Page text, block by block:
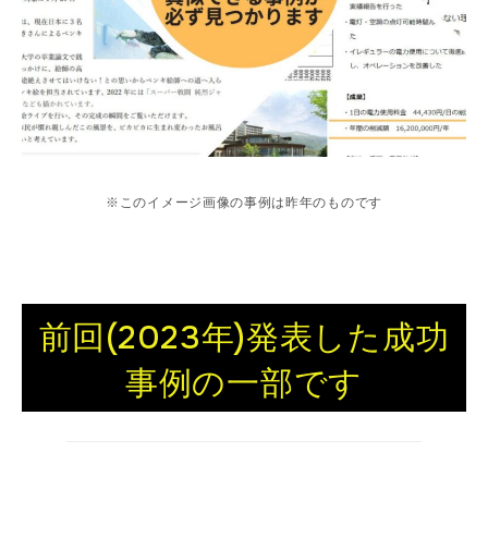
※このイメージ画像の事例は昨年のものです
前回(2023年)発表した成功
事例の一部です